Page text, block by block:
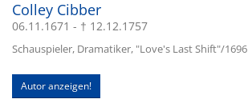
Colley Cibber
06.11.1671 - † 12.12.1757
Schauspieler, Dramatiker, "Love's Last Shift"/1696
Autor anzeigen!